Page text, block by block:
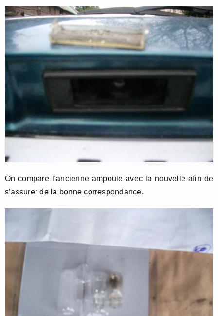
On compare l’ancienne ampoule avec la nouvelle afin de
s’assurer de la bonne correspondance.